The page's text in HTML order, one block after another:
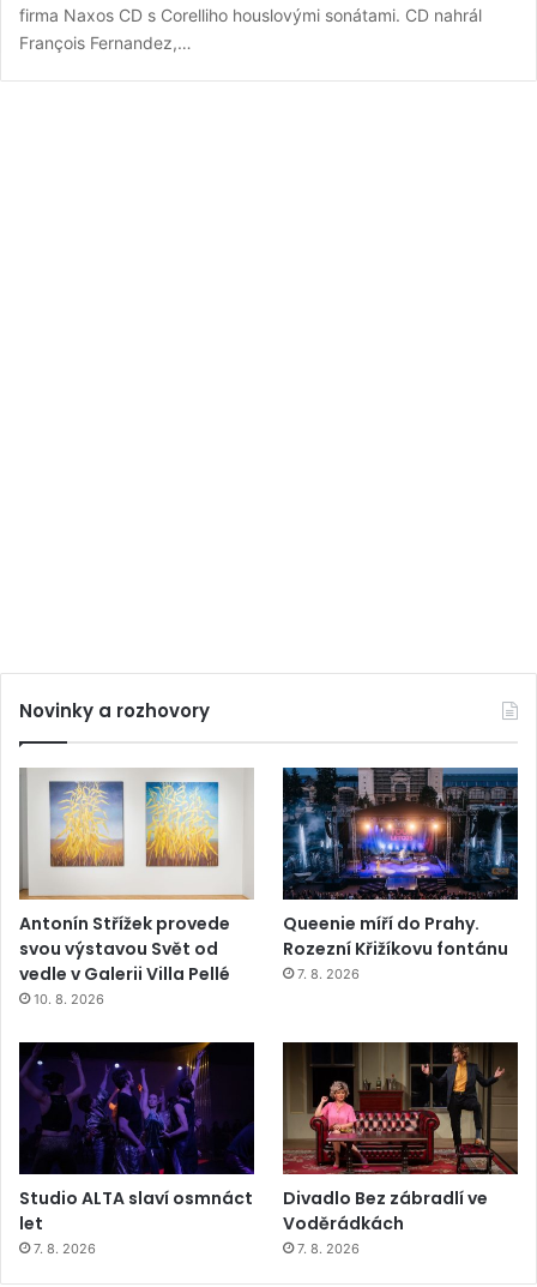
firma Naxos CD s Corelliho houslovými sonátami. CD nahrál
François Fernandez,…
Novinky a rozhovory
Antonín Střížek provede
svou výstavou Svět od
vedle v Galerii Villa Pellé
10. 8. 2026
Queenie míří do Prahy.
Rozezní Křižíkovu fontánu
7. 8. 2026
Studio ALTA slaví osmnáct
let
7. 8. 2026
Divadlo Bez zábradlí ve
Voděrádkách
7. 8. 2026